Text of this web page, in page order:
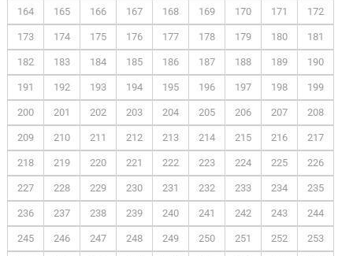
164 165 166 167 168 169 170 171 172
173 174 175 176 177 178 179 180 181
182 183 184 185 186 187 188 189 190
191 192 193 194 195 196 197 198 199
200 201 202 203 204 205 206 207 208
209 210 211 212 213 214 215 216 217
218 219 220 221 222 223 224 225 226
227 228 229 230 231 232 233 234 235
236 237 238 239 240 241 242 243 244
245 246 247 248 249 250 251 252 253